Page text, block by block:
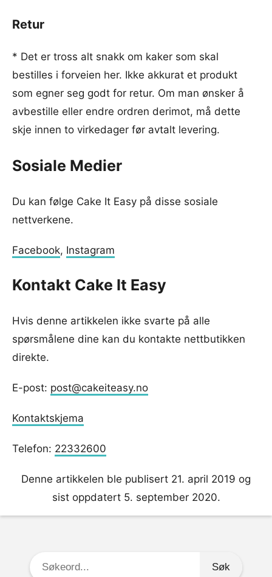
Retur
* Det er tross alt snakk om kaker som skal
bestilles i forveien her. Ikke akkurat et produkt
som egner seg godt for retur. Om man ønsker å
avbestille eller endre ordren derimot, må dette
skje innen to virkedager før avtalt levering.
Sosiale Medier
Du kan følge Cake It Easy på disse sosiale
nettverkene.
Facebook, Instagram
Kontakt Cake It Easy
Hvis denne artikkelen ikke svarte på alle
spørsmålene dine kan du kontakte nettbutikken
direkte.
E-post: post@cakeiteasy.no
Kontaktskjema
Telefon: 22332600
Denne artikkelen ble publisert 21. april 2019 og
sist oppdatert 5. september 2020.
Søkeord: